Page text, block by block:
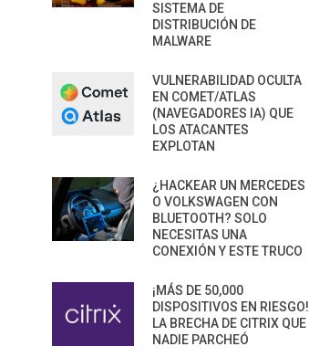
SISTEMA DE
DISTRIBUCIÓN DE
MALWARE
VULNERABILIDAD OCULTA
EN COMET/ATLAS
(NAVEGADORES IA) QUE
LOS ATACANTES
EXPLOTAN
¿HACKEAR UN MERCEDES
O VOLKSWAGEN CON
BLUETOOTH? SOLO
NECESITAS UNA
CONEXIÓN Y ESTE TRUCO
¡MÁS DE 50,000
DISPOSITIVOS EN RIESGO!
LA BRECHA DE CITRIX QUE
NADIE PARCHEÓ